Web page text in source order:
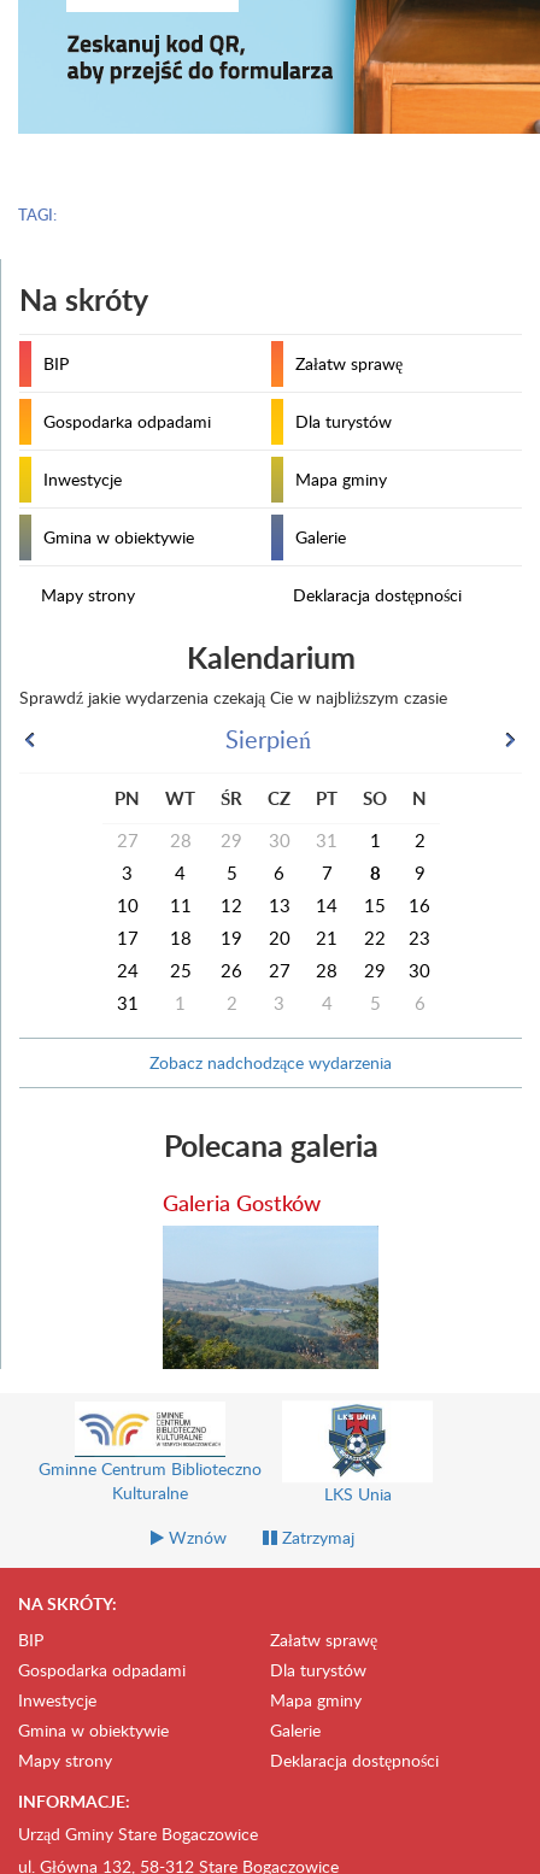
TAGI:
Na skróty
BIP Załatw sprawę
Gospodarka odpadami Dla turystów
Inwestycje Mapa gminy
Gmina w obiektywie Galerie
Mapy strony Deklaracja dostępności
Kalendarium
Sprawdź jakie wydarzenia czekają Cie w najbliższym czasie
Sierpień
PN WT ŚR CZ PT SO N
27 28 29 30 31 1
2
3
4 5 6 7 8
9
10
11 12 13 14 15
16
17
18 19 20 21 22
23
24
25 26 27 28 29
30
31
1 2 3 4 5 6
Zobacz nadchodzące wydarzenia
Polecana galeria
Galeria Gostków
Gminne Centrum Biblioteczno
Kulturalne
LKS Unia
Wznów
Zatrzymaj
NA SKRÓTY:
BIP
Załatw sprawę
Gospodarka odpadami
Dla turystów
Inwestycje
Mapa gminy
Gmina w obiektywie
Galerie
Mapy strony
Deklaracja dostępności
INFORMACJE:
Urząd Gminy Stare Bogaczowice
ul. Główna 132, 58-312 Stare Bogaczowice